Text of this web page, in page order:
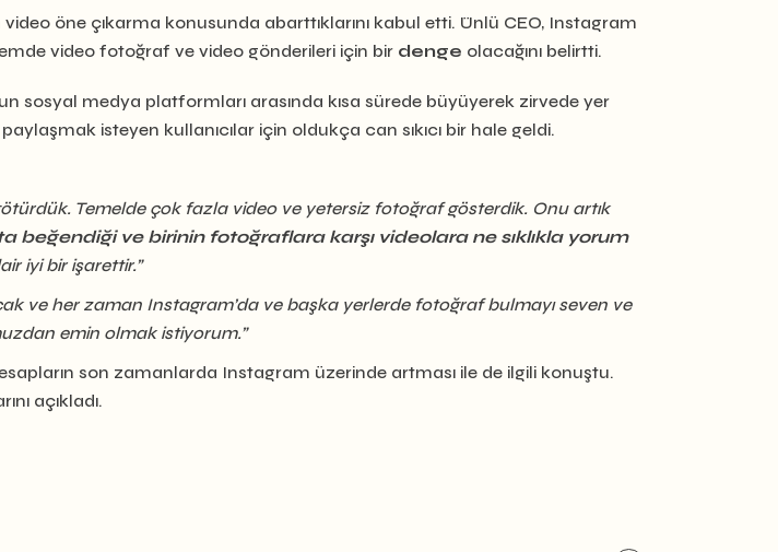
öne çıkarma konusunda abarttıklarını kabul etti. Ünlü CEO, Instagram
video fotoğraf ve video gönderileri için bir denge olacağını belirtti.
sosyal medya platformları arasında kısa sürede büyüyerek zirvede yer
isteyen kullanıcılar için oldukça can sıkıcı bir hale geldi.
götürdük. Temelde çok fazla video ve yetersiz fotoğraf gösterdik. Onu artık
beğendiği ve birinin fotoğraflara karşı videolara ne sıklıkla yorum
iyi bir işarettir.”
ve her zaman Instagram’da ve başka yerlerde fotoğraf bulmayı seven ve
emin olmak istiyorum.”
son zamanlarda Instagram üzerinde artması ile de ilgili konuştu.
açıkladı.